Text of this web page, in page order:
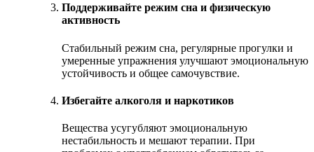
Поддерживайте режим сна и физическую
активность
Стабильный режим сна, регулярные прогулки и
умеренные упражнения улучшают эмоциональную
устойчивость и общее самочувствие.
Избегайте алкоголя и наркотиков
Вещества усугубляют эмоциональную
нестабильность и мешают терапии. При